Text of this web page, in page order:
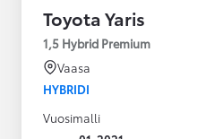
Toyota Yaris
1,5 Hybrid Premium
Vaasa
HYBRIDI
Vuosimalli